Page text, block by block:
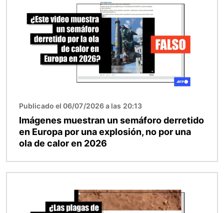
Publicado el 06/07/2026 a las 20:13
Imágenes muestran un semáforo derretido
en Europa por una explosión, no por una
ola de calor en 2026